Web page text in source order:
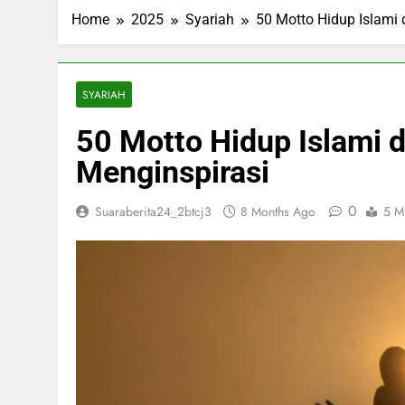
3 Months Ago
Inggris dan
Trump
Home 2025 Syariah 50 Motto Hidup Islami
SYARIAH
50 Motto Hidup Islami
Menginspirasi
Suaraberita24_2btcj3 8 Months Ago 0 5